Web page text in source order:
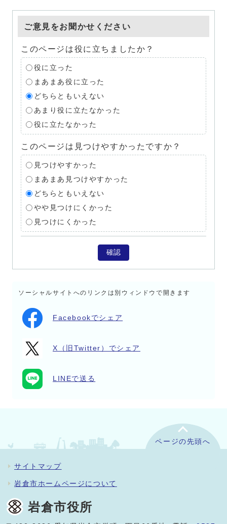
ご意見をお聞かせください
このページは役に立ちましたか？
役に立った
まあまあ役に立った
どちらともいえない
あまり役に立たなかった
役に立たなかった
このページは見つけやすかったですか？
見つけやすかった
まあまあ見つけやすかった
どちらともいえない
やや見つけにくかった
見つけにくかった
確認
ソーシャルサイトへのリンクは別ウィンドウで開きます
Facebookでシェア
X（旧Twitter）でシェア
LINEで送る
ページの先頭へ
サイトマップ
岩倉市ホームページについて
岩倉市役所